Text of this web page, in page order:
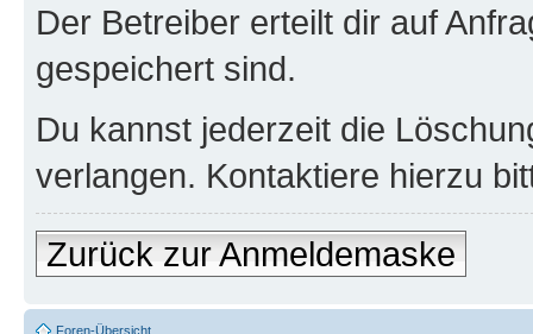
Der Betreiber erteilt dir auf
gespeichert sind.
Du kannst jederzeit die
verlangen. Kontaktiere hierzu
Zurück zur Anmeldemaske
Foren-Übersicht